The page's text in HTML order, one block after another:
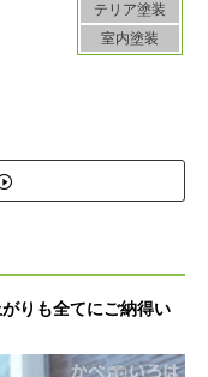
テリア塗装
室内塗装
りも全てにご納得い